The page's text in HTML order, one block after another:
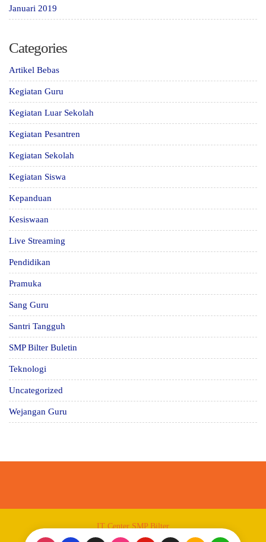
Januari 2019
Categories
Artikel Bebas
Kegiatan Guru
Kegiatan Luar Sekolah
Kegiatan Pesantren
Kegiatan Sekolah
Kegiatan Siswa
Kepanduan
Kesiswaan
Live Streaming
Pendidikan
Pramuka
Sang Guru
Santri Tangguh
SMP Bilter Buletin
Teknologi
Uncategorized
Wejangan Guru
IT Center SMP Bilter